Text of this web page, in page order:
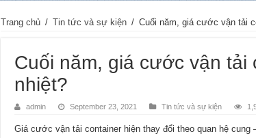
Trang chủ / Tin tức và sự kiện / Cuối năm, giá cước vận tải
Cuối năm, giá cước vận tải
nhiệt?
admin September 23, 2021 Tin tức và sự kiện
Giá cước vận tải container hiện thay đổi theo quan hệ